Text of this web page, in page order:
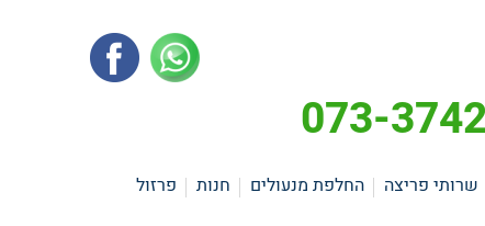
שרותי פריצה החלפת מנעולים חנות
פרזול